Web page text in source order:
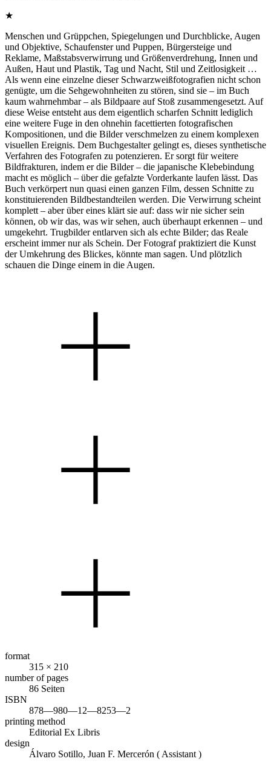
★
Menschen und Grüppchen, Spiegelungen und Durchblicke, Augen
und Objektive, Schaufenster und Puppen, Bürgersteige und
Reklame, Maßstabsverwirrung und Größenverdrehung, Innen und
Außen, Haut und Plastik, Tag und Nacht, Stil und Zeitlosigkeit …
Als wenn eine einzelne dieser Schwarzweißfotografien nicht schon
genügte, um die Sehgewohnheiten zu stören, sind sie – im Buch
kaum wahrnehmbar – als Bildpaare auf Stoß zusammengesetzt. Auf
diese Weise entsteht aus dem eigentlich scharfen Schnitt lediglich
eine weitere Fuge in den ohnehin facettierten fotografischen
Kompositionen, und die Bilder verschmelzen zu einem komplexen
visuellen Ereignis. Dem Buchgestalter gelingt es, dieses synthetische
Verfahren des Fotografen zu potenzieren. Er sorgt für weitere
Bildfrakturen, indem er die Bilder – die japanische Klebebindung
macht es möglich – über die gefalzte Vorderkante laufen lässt. Das
Buch verkörpert nun quasi einen ganzen Film, dessen Schnitte zu
konstituierenden Bildbestandteilen werden. Die Verwirrung scheint
komplett – aber über eines klärt sie auf: dass wir nie sicher sein
können, ob wir das, was wir sehen, auch überhaupt erkennen – und
umgekehrt. Trugbilder entlarven sich als echte Bilder; das Reale
erscheint immer nur als Schein. Der Fotograf praktiziert die Kunst
der Umkehrung des Blickes, könnte man sagen. Und plötzlich
schauen die Dinge einem in die Augen.
format
315 × 210
number of pages
86 Seiten
ISBN
878—980—12—8253—2
printing method
Editorial Ex Libris
design
Álvaro Sotillo, Juan F. Mercerón ( Assistant )